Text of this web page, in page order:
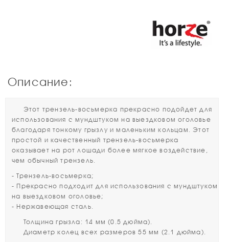
Описание:
Этот трензель-восьмерка прекрасно подойдет для
использования с мундштуком на выездковом оголовье
благодаря тонкому грызлу и маленьким кольцам. Этот
простой и качественный трензель-восьмерка
оказывает на рот лошади более мягкое воздействие,
чем обычный трензель.
- Трензель-восьмерка;
- Прекрасно подходит для использования с мундштуком
на выездковом оголовье;
- Нержавеющая сталь.
Толщина грызла: 14 мм (0.5 дюйма).
Диаметр колец всех размеров 55 мм (2.1 дюйма).